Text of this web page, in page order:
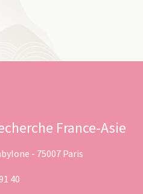
France-Asie
- 75007 Paris
40